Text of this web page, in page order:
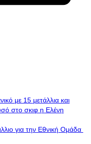
με 15 μετάλλια και
στο σκιφ η Ελένη
για την Εθνική Ομάδα